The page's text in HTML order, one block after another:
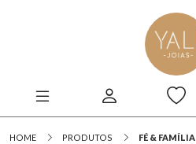
HOME PRODUTOS FÉ & FAMÍLIA